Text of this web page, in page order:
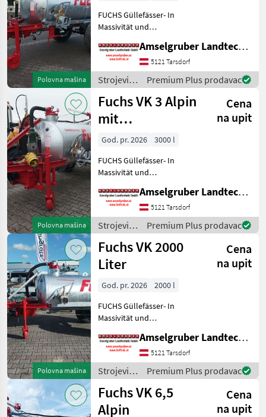
Polovna mašina
FUCHS Güllefässer- In
Massivität und
(Stärkste Materialstärken +
Beste Materialen und Beste
Komponenten der
führenden TOP Hersteller!)
Sei
Amselgruber Landtechnik GmbH
5121 Tarsdorf
Strojevi
za
đubrenje,
gnojenje i
navodnjavanje
/ Fuchs
Premium Plus prodavac
Polovna mašina
Fuchs VK 3 Alpin
mit
Hochdruckverteiler
Cena
na upit
God. pr. 2026
3000 l
FUCHS Güllefässer- In
Massivität und
(Stärkste Materialstärken +
Beste Materialen und Beste
Komponenten der
führenden TOP Hersteller!)
Sei
Amselgruber Landtechnik GmbH
5121 Tarsdorf
Strojevi
za
đubrenje,
gnojenje i
navodnjavanje
/ Fuchs
Premium Plus prodavac
Polovna mašina
Fuchs VK 2000
Liter
Cena
na upit
God. pr. 2026
2000 l
FUCHS Güllefässer- In
Massivität und
(Stärkste Materialstärken +
Beste Materialen und Beste
Komponenten der
führenden TOP Hersteller!)
Sei
Amselgruber Landtechnik GmbH
5121 Tarsdorf
Strojevi
za
đubrenje,
gnojenje i
Premium Plus prodavac
Fuchs VK 6,5
Alpin
Cena
na upit